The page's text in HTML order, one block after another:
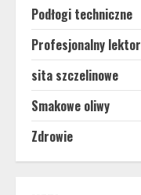
Podłogi techniczne
Profesjonalny lektor
sita szczelinowe
Smakowe oliwy
Zdrowie